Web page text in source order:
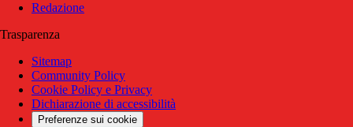
Redazione
Trasparenza
Sitemap
Community Policy
Cookie Policy e Privacy
Dichiarazione di accessibilità
Preferenze sui cookie